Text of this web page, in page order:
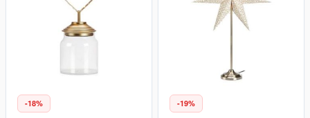
-18% -19%